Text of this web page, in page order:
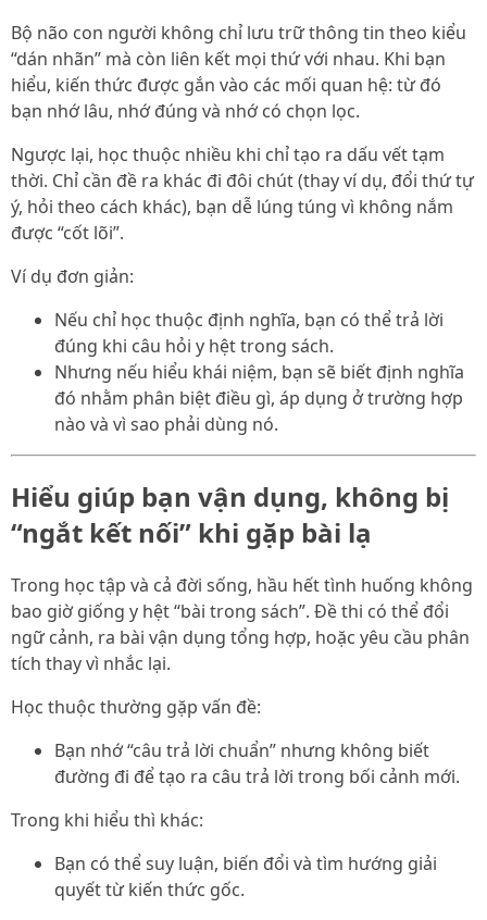
Bộ não con người không chỉ lưu trữ thông tin theo kiểu
“dán nhãn” mà còn liên kết mọi thứ với nhau. Khi bạn
hiểu, kiến thức được gắn vào các mối quan hệ: từ đó
bạn nhớ lâu, nhớ đúng và nhớ có chọn lọc.
Ngược lại, học thuộc nhiều khi chỉ tạo ra dấu vết tạm
thời. Chỉ cần đề ra khác đi đôi chút (thay ví dụ, đổi thứ tự
ý, hỏi theo cách khác), bạn dễ lúng túng vì không nắm
được “cốt lõi”.
Ví dụ đơn giản:
Nếu chỉ học thuộc định nghĩa, bạn có thể trả lời
đúng khi câu hỏi y hệt trong sách.
Nhưng nếu hiểu khái niệm, bạn sẽ biết định nghĩa
đó nhằm phân biệt điều gì, áp dụng ở trường hợp
nào và vì sao phải dùng nó.
Hiểu giúp bạn vận dụng, không bị
“ngắt kết nối” khi gặp bài lạ
Trong học tập và cả đời sống, hầu hết tình huống không
bao giờ giống y hệt “bài trong sách”. Đề thi có thể đổi
ngữ cảnh, ra bài vận dụng tổng hợp, hoặc yêu cầu phân
tích thay vì nhắc lại.
Học thuộc thường gặp vấn đề:
Bạn nhớ “câu trả lời chuẩn” nhưng không biết
đường đi để tạo ra câu trả lời trong bối cảnh mới.
Trong khi hiểu thì khác:
Bạn có thể suy luận, biến đổi và tìm hướng giải
quyết từ kiến thức gốc.